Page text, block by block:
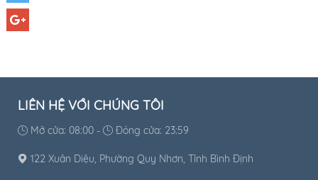
LIÊN HỆ VỚI CHÚNG TÔI
Mở cửa: 08:00 - Đóng cửa: 23:59
122 Xuân Diệu, Phường Quy Nhơn, Tỉnh Bình Định
Twitter